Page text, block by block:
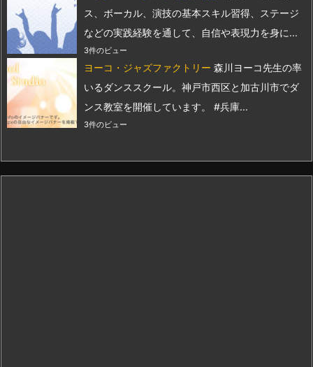
ス、ボーカル、演技の基本スキル習得、ステージ
などの実践経験を通して、自信や表現力を身に...
3件のビュー
ヨーコ・ジャズファクトリー 森川ヨーコ先生の率
いるダンススクール。神戸市西区と加古川市でダ
ンス教室を開催しています。 #兵庫...
3件のビュー